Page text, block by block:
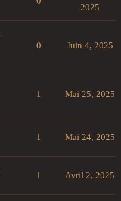
2025
0 Juin 4, 2025
1 Mai 25, 2025
1 Mai 24, 2025
1 Avril 2, 2025